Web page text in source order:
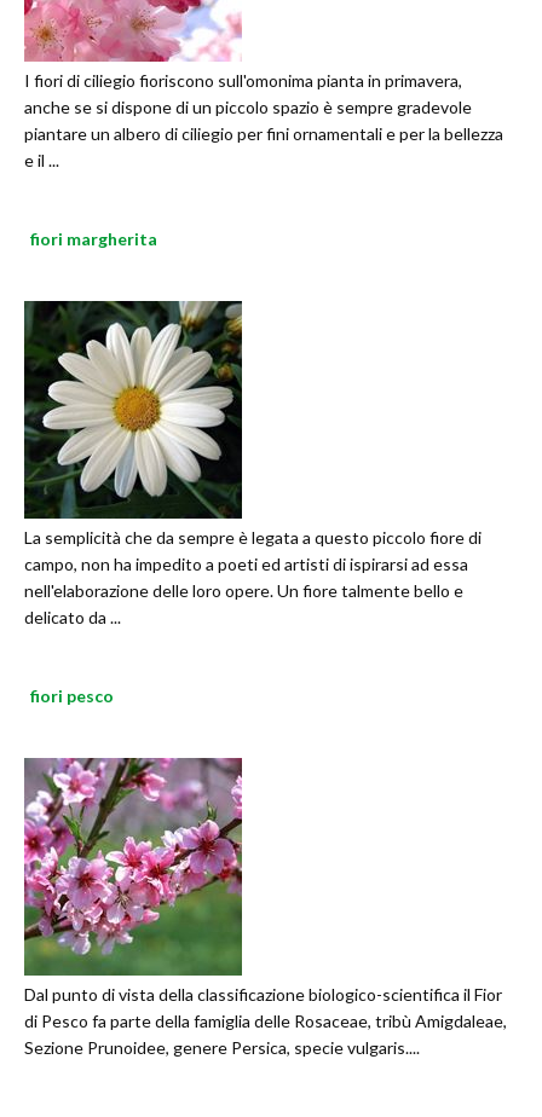
I fiori di ciliegio fioriscono sull'omonima pianta in primavera,
anche se si dispone di un piccolo spazio è sempre gradevole
piantare un albero di ciliegio per fini ornamentali e per la bellezza
e il ...
fiori margherita
La semplicità che da sempre è legata a questo piccolo fiore di
campo, non ha impedito a poeti ed artisti di ispirarsi ad essa
nell'elaborazione delle loro opere. Un fiore talmente bello e
delicato da ...
fiori pesco
Dal punto di vista della classificazione biologico-scientifica il Fior
di Pesco fa parte della famiglia delle Rosaceae, tribù Amigdaleae,
Sezione Prunoidee, genere Persica, specie vulgaris....